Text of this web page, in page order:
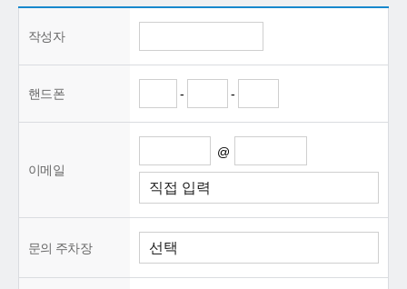
작성자
핸드폰 - -
이메일
@
문의 주차장